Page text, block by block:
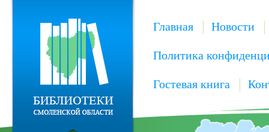
Главная Новости
Политика
Гостевая книга